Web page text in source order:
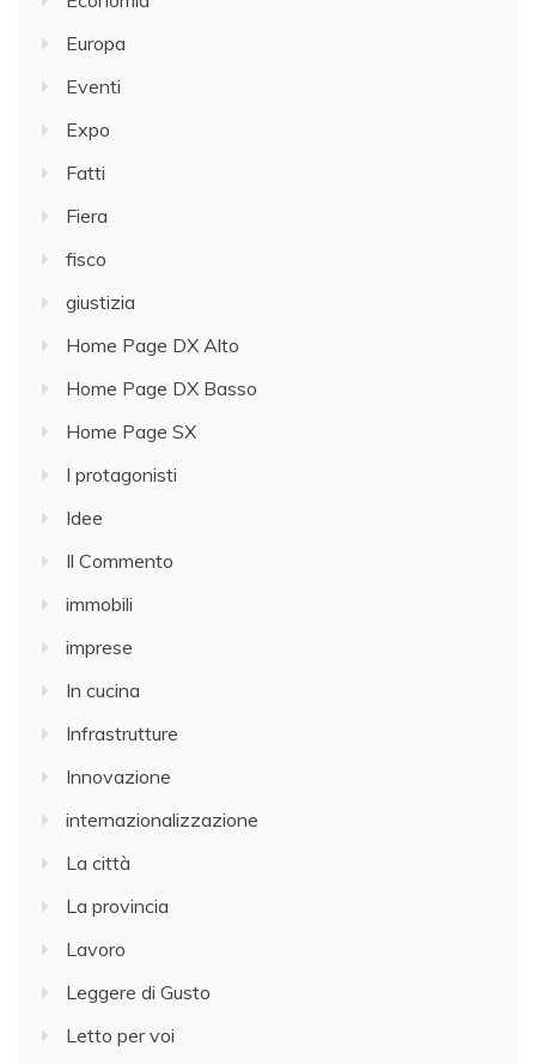
Europa
Eventi
Expo
Fatti
Fiera
fisco
giustizia
Home Page DX Alto
Home Page DX Basso
Home Page SX
I protagonisti
Idee
Il Commento
immobili
imprese
In cucina
Infrastrutture
Innovazione
internazionalizzazione
La città
La provincia
Lavoro
Leggere di Gusto
Letto per voi